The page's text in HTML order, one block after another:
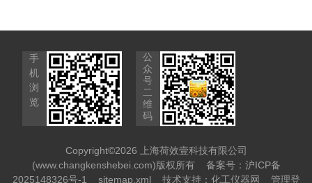
手
机
浏
览
公
众
号
二
维
码
Copyright©2026 上海荷效壹科技有限公司
(www.changkenshebei.com)版权所有 备案号：沪ICP备
2025148326号-1
sitemap.xml 技术支持： 化工仪器网 管理登